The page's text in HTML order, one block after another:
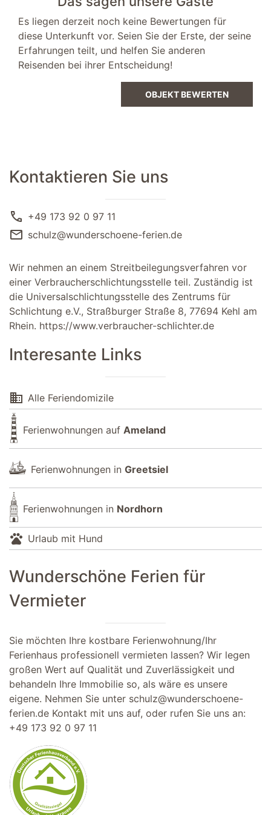
Abstellraum
Staubsauger
Flur
Garderobe
Es liegen derzeit noch keine Bewertungen für
diese Unterkunft vor. Seien Sie der Erste, der seine
Erfahrungen teilt, und helfen Sie anderen
Reisenden bei ihrer Entscheidung!
OBJEKT BEWERTEN
Kontaktieren Sie uns
call +49 173 92 0 97 11
mail schulz@wunderschoene-ferien.de
Wir nehmen an einem Streitbeilegungsverfahren vor
einer Verbraucherschlichtungsstelle teil. Zuständig ist
die Universalschlichtungsstelle des Zentrums für
Schlichtung e.V., Straßburger Straße 8, 77694 Kehl am
Rhein. https://www.verbraucher-schlichter.de
Interesante Links
domain Alle Feriendomizile
Ferienwohnungen auf Ameland
Ferienwohnungen in Greetsiel
Ferienwohnungen in Nordhorn
pets Urlaub mit Hund
Wunderschöne Ferien für
Vermieter
Sie möchten Ihre kostbare Ferienwohnung/Ihr
Ferienhaus professionell vermieten lassen? Wir legen
großen Wert auf Qualität und Zuverlässigkeit und
behandeln Ihre Immobilie so, als wäre es unsere
eigene. Nehmen Sie unter schulz@wunderschoene-
ferien.de Kontakt mit uns auf, oder rufen Sie uns an:
+49 173 92 0 97 11